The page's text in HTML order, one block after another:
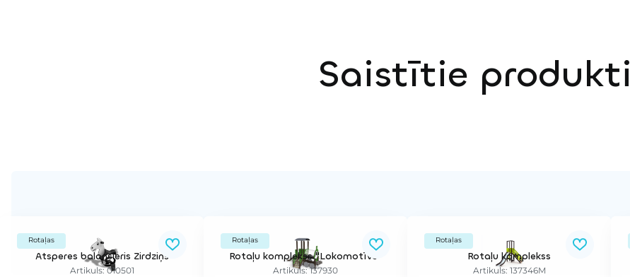
Saistītie produkti
Rotaļas
Atsperes balansieris Zirdziņš
Artikuls: 010501
Rotaļas
Rotaļu komplekss "Lokomotīve"
Artikuls: 137930
Rotaļas
Rotaļu komplekss
Artikuls: 137346M